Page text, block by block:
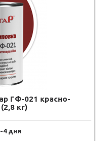
ГФ-021 красно-
кг)
4 дня